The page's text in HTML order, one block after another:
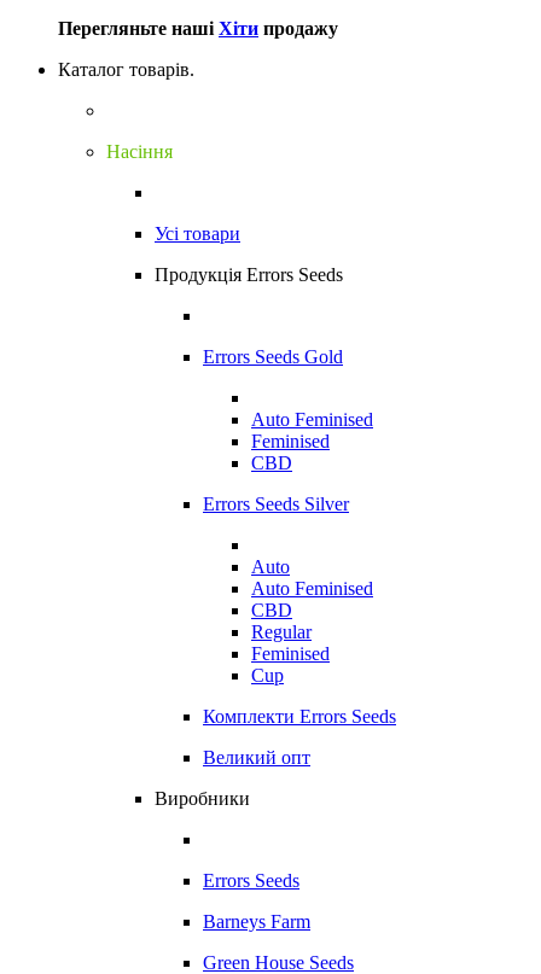
Перегляньте наші Хіти продажу
Каталог товарів.
Насіння
Усі товари
Продукція Errors Seeds
Errors Seeds Gold
Auto Feminised
Feminised
CBD
Errors Seeds Silver
Auto
Auto Feminised
CBD
Regular
Feminised
Cup
Комплекти Errors Seeds
Великий опт
Виробники
Errors Seeds
Barneys Farm
Green House Seeds